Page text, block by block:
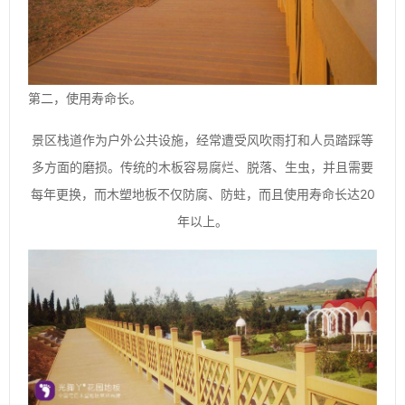
第二，使用寿命长。
景区栈道作为户外公共设施，经常遭受风吹雨打和人员踏踩等
多方面的磨损。传统的木板容易腐烂、脱落、生虫，并且需要
每年更换，而木塑地板不仅防腐、防蛀，而且使用寿命长达20
年以上。